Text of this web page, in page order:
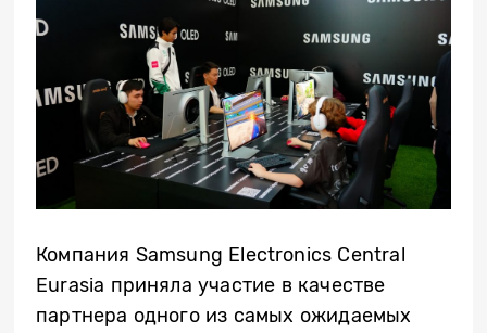
Компания Samsung Electronics Central
Eurasia приняла участие в качестве
партнера одного из самых ожидаемых